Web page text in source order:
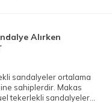
Alırken
sandalyeler ortalama
sahiplerdir. Makas
tekerlekli sandalyeler